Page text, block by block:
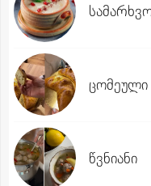
ცომეული
წვნიანი